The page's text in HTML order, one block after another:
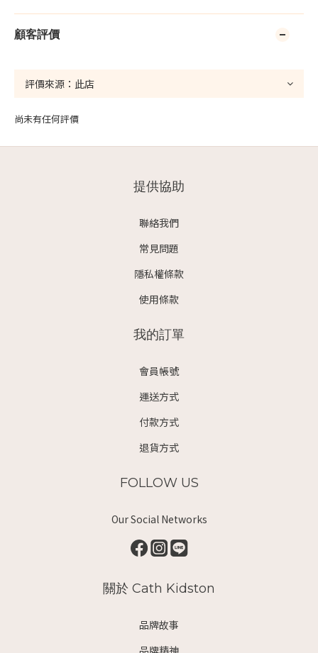
顧客評價
尚未有任何評價
提供協助
聯絡我們
常見問題
隱私權條款
使用條款
我的訂單
會員帳號
運送方式
付款方式
退貨方式
FOLLOW US
Our Social Networks
關於 Cath Kidston
品牌故事
品牌精神